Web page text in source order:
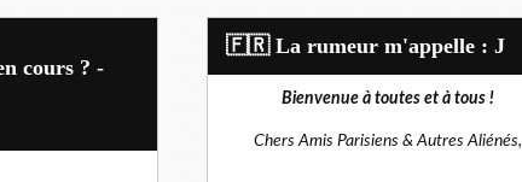
cours ? -
​🇫🇷​ La rumeur m'appelle : J
Bienvenue à toutes et à tous !
Chers Amis Parisiens &Autres Aliénés,